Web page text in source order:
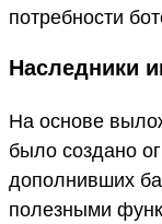
потребности
Наследники
На основе
было создано
дополнивших
полезными